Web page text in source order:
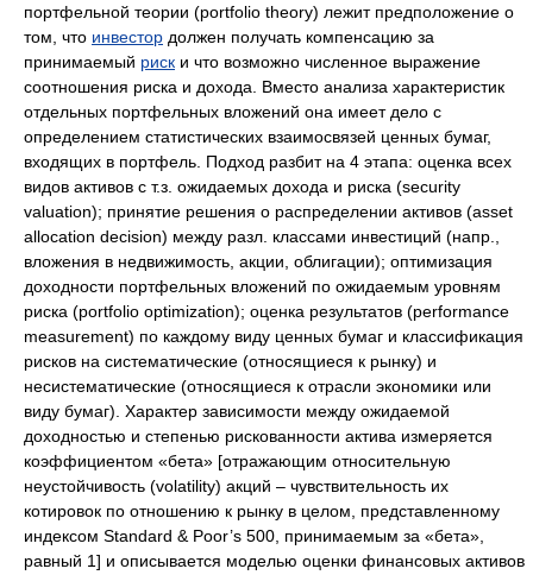
портфельной теории (portfolio theory) лежит предположение о
том, что инвестор должен получать компенсацию за
принимаемый риск и что возможно численное выражение
соотношения риска и дохода. Вместо анализа характеристик
отдельных портфельных вложений она имеет дело с
определением статистических взаимосвязей ценных бумаг,
входящих в портфель. Подход разбит на 4 этапа: оценка всех
видов активов с т.з. ожидаемых дохода и риска (security
valuation); принятие решения о распределении активов (asset
allocation decision) между разл. классами инвестиций (напр.,
вложения в недвижимость, акции, облигации); оптимизация
доходности портфельных вложений по ожидаемым уровням
риска (portfolio optimization); оценка результатов (performance
measurement) по каждому виду ценных бумаг и классификация
рисков на систематические (относящиеся к рынку) и
несистематические (относящиеся к отрасли экономики или
виду бумаг). Характер зависимости между ожидаемой
доходностью и степенью рискованности актива измеряется
коэффициентом «бета» [отражающим относительную
неустойчивость (volatility) акций – чувствительность их
котировок по отношению к рынку в целом, представленному
индексом Standard & Poor’s 500, принимаемым за «бета»,
равный 1] и описывается моделью оценки финансовых активов